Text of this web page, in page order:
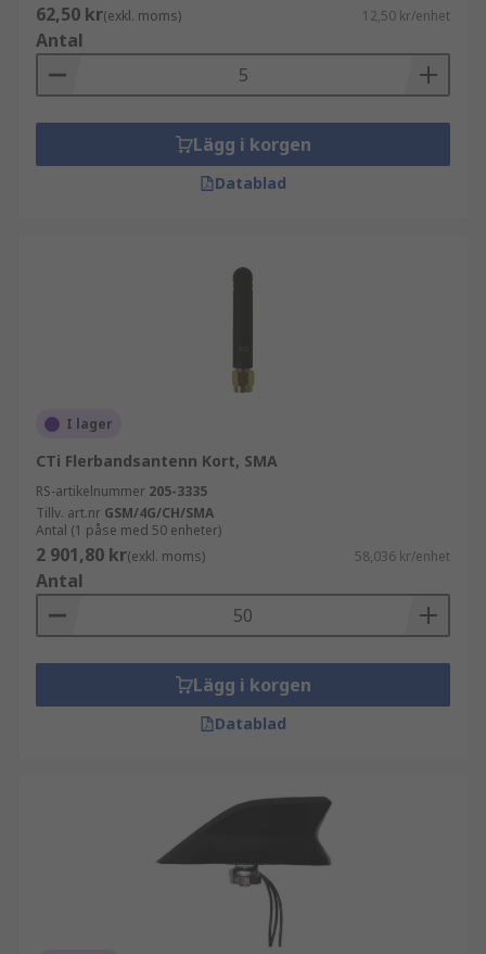
Utomhusantenner är vattentäta, UV-
beständiga och rundstrålande.
Dipolantenner har två identiska ledande
att möjliggöra frekvensresonans.
Riktantenner tar emot eller sänder en
slingrör för att ta emot en balanserad signal
62,50 kr(exkl. moms) 12,50 kr/enhet
Antal
Lägg i korgen
Datablad
I lager
CTi Flerbandsantenn Kort, SMA
RS-artikelnummer 205-3335
Tillv. art.nr GSM/4G/CH/SMA
Antal (1 påse med 50 enheter)
2 901,80 kr(exkl. moms) 58,036 kr/enhet
Antal
Lägg i korgen
Datablad